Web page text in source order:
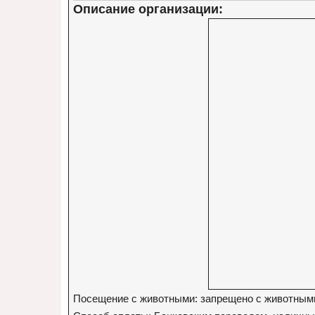
Описание организации:
Посещение с животными: запрещено с